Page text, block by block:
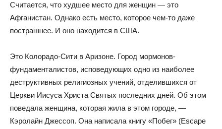
Считается, что худшее место для женщин — это
Афганистан. Однако есть место, которое чем-то даже
пострашнее. И оно находится в США.
Это Колорадо-Сити в Аризоне. Город мормонов-
фундаменталистов, исповедующих одно из наиболее
деструктивных религиозных учений, отделившихся от
Церкви Иисуса Христа Святых последних дней. Об этом
поведала женщина, которая жила в этом городе, —
Кэролайн Джессоп. Она написала книгу «Побег» (Escape